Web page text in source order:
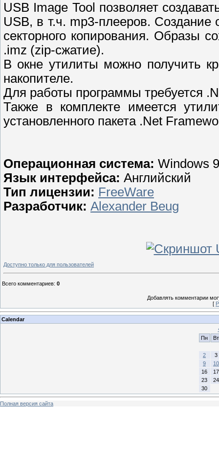
USB Image Tool позволяет
USB, в т.ч. mp3-плееров. Создание
секторного копирования. Образы
.imz (zip-сжатие).
В окне утилиты можно получить
накопителе.
Для работы программы требуется
Также в комплекте имеется
установленного пакета .Net
Операционная система: Windows
Язык интерфейса: Английский
Тип лицензии: FreeWare
Разработчик: Alexander Beug
Доступно только для пользователей
Всего комментариев: 0
Добавлять комментарии
[
Calendar
Пн
Вт
2
3
9
10
16
17
23
24
30
Полная версия сайта